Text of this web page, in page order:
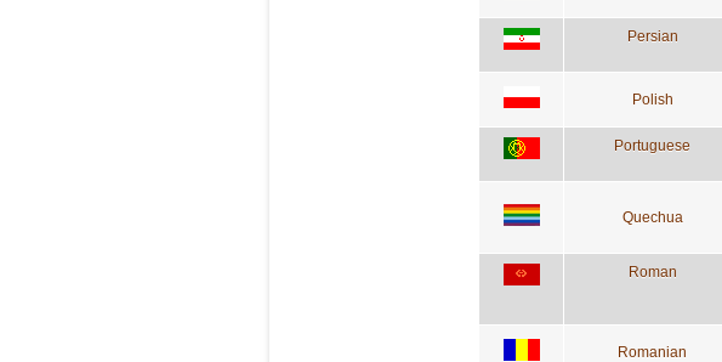
Persian
Polish
Portuguese
Quechua
Roman
Romanian